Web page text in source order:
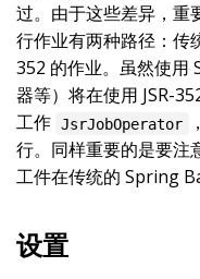
过。由于这些差异，
行作业有两种路径：传
352 的作业。虽然使用
器等）将在使用 JSR-
工作 JsrJobOperator
行。同样重要的是要注
工件在传统的 Spring
设置